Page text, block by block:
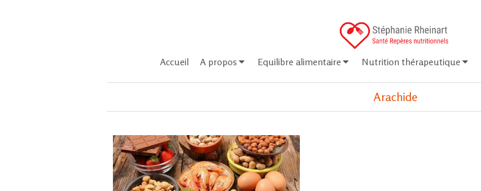
Accueil A propos Equilibre alimentaire Nutrition thérapeutique
Arachide